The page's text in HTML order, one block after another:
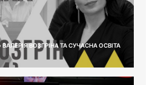
ВОЗГРІНА ТА СУЧАСНА ОСВІТА